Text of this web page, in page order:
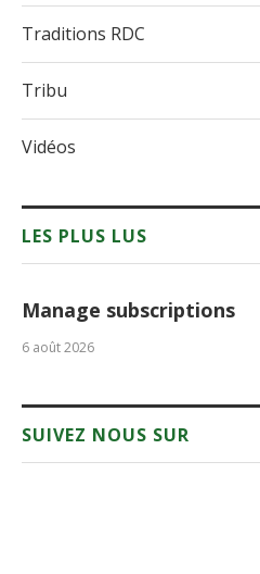
Traditions RDC
Tribu
Vidéos
LES PLUS LUS
Manage subscriptions
6 août 2026
SUIVEZ NOUS SUR